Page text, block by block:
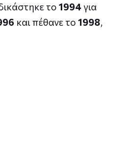
το 1994 για
και πέθανε το 1998,